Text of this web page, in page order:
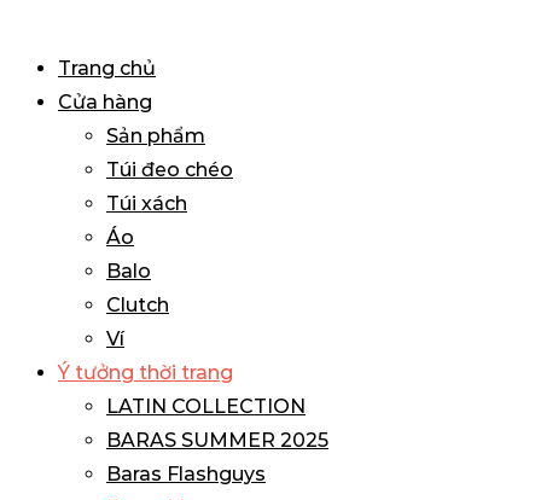
VIETNAM
Primary
Menu
Trang chủ
Cửa hàng
Sản phẩm
Túi đeo chéo
Túi xách
Áo
Balo
Clutch
Ví
Ý tưởng thời trang
LATIN COLLECTION
BARAS SUMMER 2025
Baras Flashguys